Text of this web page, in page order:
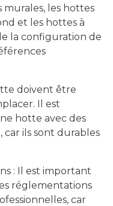
murales, les hottes
et les hottes à
la configuration de
doivent être
Il est
hotte avec des
car ils sont durables
: Il est important
réglementations
car